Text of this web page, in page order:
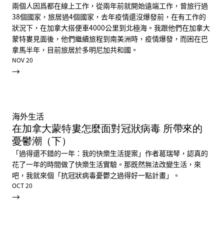
兩個人因爲都在線上工作，從兩年前就開始遠端工作，曾旅行過
38個國家，旅居過4個國家，去年疫情還沒爆發前，在有工作的
狀況下，在加拿大搭便車4000公里到北極海。我跟他們在加拿大
蒙特婁見面後，他們繼續旅程到南美洲時，疫情爆發，而困在巴
拿馬半年，目前旅居於多明尼加共和國。
NOV 20
→
海外生活
在加拿大蒙特婁怎麼面對冠狀病毒 所帶來的
憂鬱潮（下）
「過得還不錯的一年：我的快樂生活提案」作者葛瑞琴，認真的
花了一年的時間做了快樂生活實驗。那既然無法改變生活，來
吧，我就來個「抗冠狀病毒憂鬱之過得好一點計畫」。
OCT 20
→